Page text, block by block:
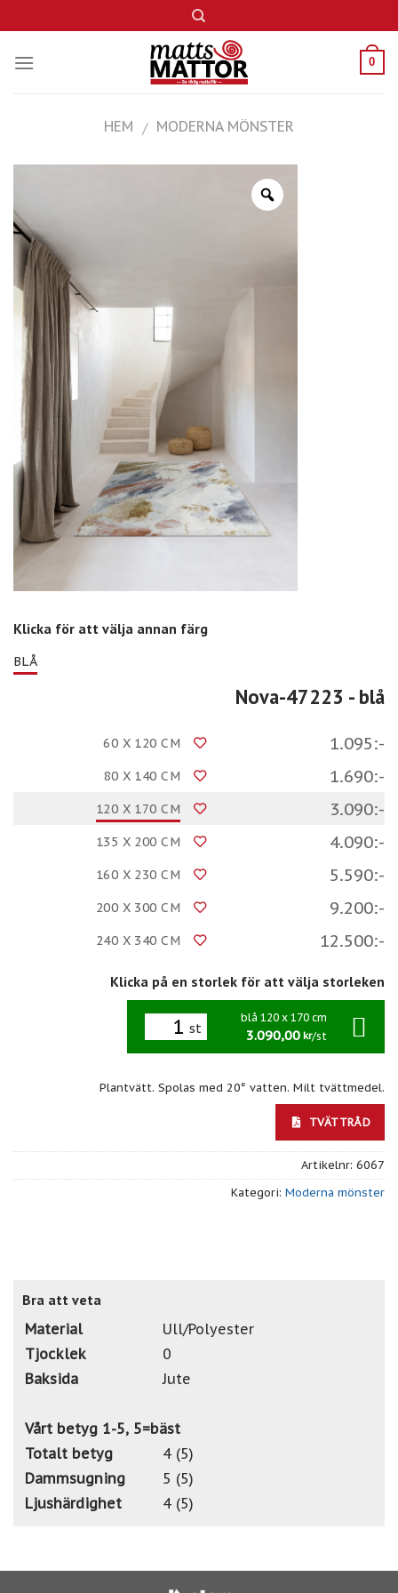
to
content
0
HEM / MODERNA MÖNSTER
Klicka för att välja annan färg
BLÅ
Nova-47223 - blå
60 X 120 CM 1.095:-
80 X 140 CM 1.690:-
120 X 170 CM 3.090:-
135 X 200 CM 4.090:-
160 X 230 CM 5.590:-
200 X 300 CM 9.200:-
240 X 340 CM 12.500:-
Klicka på en storlek för att välja storleken
st
blå 120 x 170 cm
3.090,00 kr/st
Plantvätt. Spolas med 20° vatten. Milt tvättmedel.
TVÄTTRÅD
Artikelnr: 6067
Kategori: Moderna mönster
Bra att veta
Material
Ull/Polyester
Tjocklek
0
Baksida
Jute
Vårt betyg 1-5, 5=bäst
Totalt betyg
4 (5)
Dammsugning
5 (5)
Ljushärdighet
4 (5)